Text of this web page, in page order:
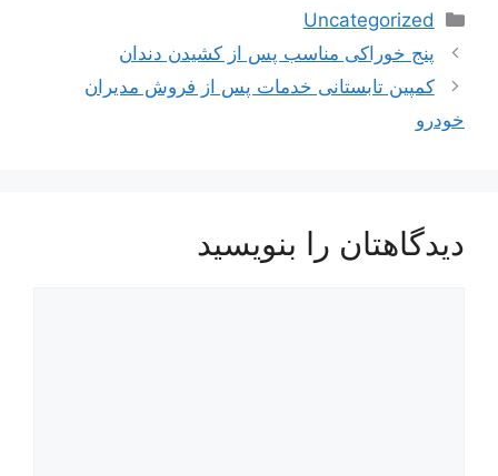
دسته‌ها
Uncategorized
ناوبری
نوشته‌ها
پنج خوراکی مناسب پس از کشیدن دندان
کمپین تابستانی خدمات پس از فروش مدیران
خودرو
دیدگاهتان را بنویسید